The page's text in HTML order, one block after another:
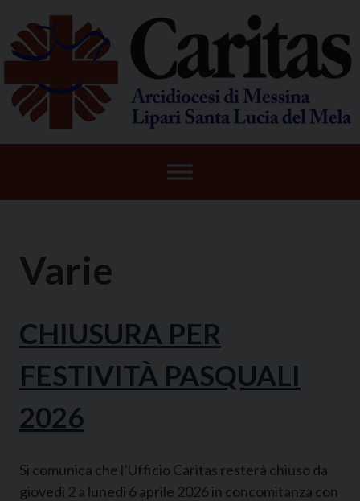
content
Varie
CHIUSURA PER
FESTIVITÀ PASQUALI
2026
Si comunica che l’Ufficio Caritas resterà chiuso da
giovedì 2 a lunedì 6 aprile 2026 in concomitanza con